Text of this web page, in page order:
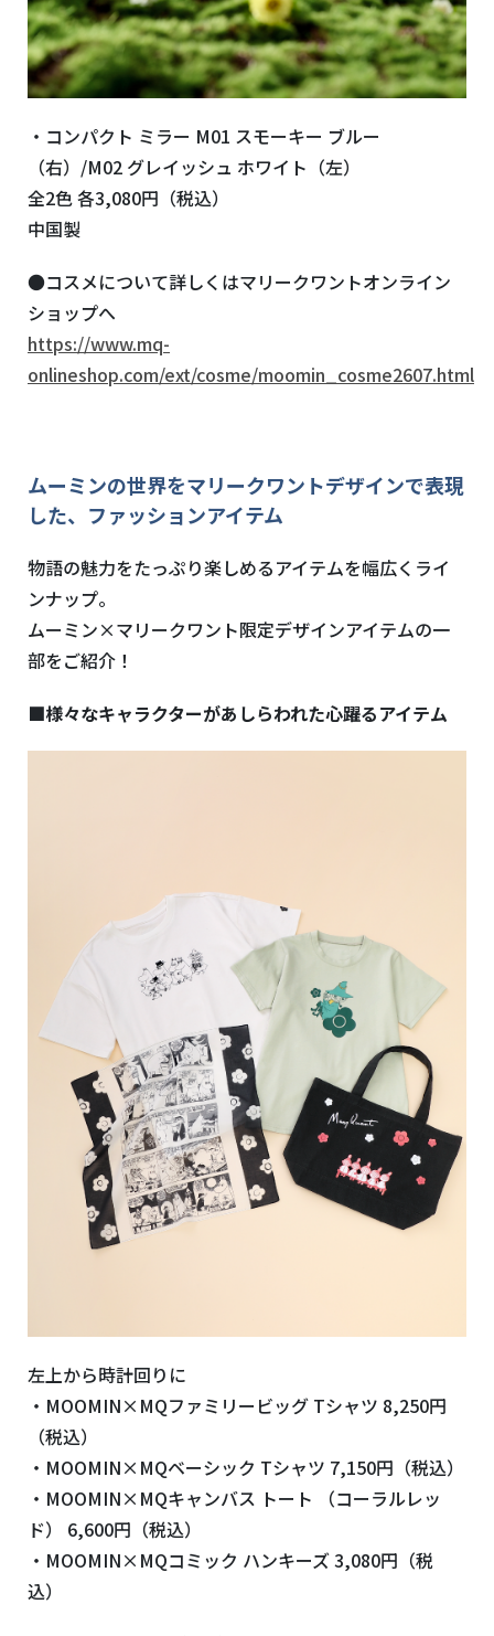
・コンパクト ミラー M01 スモーキー ブルー
（右）/M02 グレイッシュ ホワイト（左）
全2色 各3,080円（税込）
中国製
●コスメについて詳しくはマリークワントオンライン
ショップへ
https://www.mq-
onlineshop.com/ext/cosme/moomin_cosme2607.html
ムーミンの世界をマリークワントデザインで表現
した、ファッションアイテム
物語の魅力をたっぷり楽しめるアイテムを幅広くライ
ンナップ。
ムーミン×マリークワント限定デザインアイテムの一
部をご紹介！
■様々なキャラクターがあしらわれた心躍るアイテム
左上から時計回りに
・MOOMIN×MQファミリービッグ Tシャツ 8,250円
（税込）
・MOOMIN×MQベーシック Tシャツ 7,150円（税込）
・MOOMIN×MQキャンバス トート （コーラルレッ
ド） 6,600円（税込）
・MOOMIN×MQコミック ハンキーズ 3,080円（税
込）